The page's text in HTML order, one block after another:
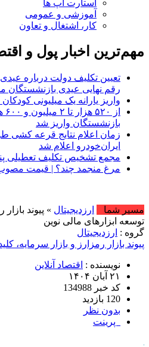
استارت اپ ها
آموزشی و عمومی
کار، اشتغال و تعاون
مهم‌ترین اخبار پول و
رقم نهایی عیدی
واریز یارانه یک میلیونی
بازنشستگان واریز شد
زمان اعلام نتایج قرعه کشی
ایران‌خودرو اعلام شد
مجمع تشخیص تکلیف تعطیلی
مرغ منجمد چند؟ | قیمت مصوب
مسیر شما
ارزدیجیتال » پیوند
توسعه ابزارهای مالی نوین
گروه : ارزدیجیتال
پیوند بازار رمزارز و بازار سرمایه،
نویسنده : اقتصاد آنلاین
۲۱ آبان ۱۴۰۴
کد خبر 134988
120 بازدید
بدون نظر
پرینت